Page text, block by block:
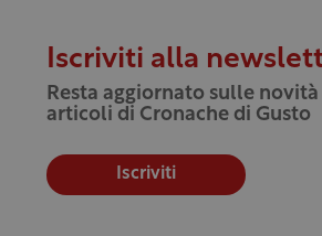
Iscriviti alla
Resta aggiornato sulle novità
articoli di Cronache di Gusto
Iscriviti